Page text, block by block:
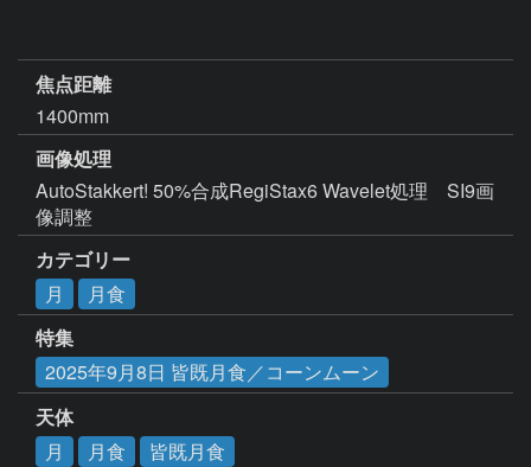
焦点距離
1400mm
画像処理
AutoStakkert! 50%合成RegiStax6 Wavelet処理　SI9画
像調整
カテゴリー
月
月食
特集
2025年9月8日 皆既月食／コーンムーン
天体
月
月食 皆既月食